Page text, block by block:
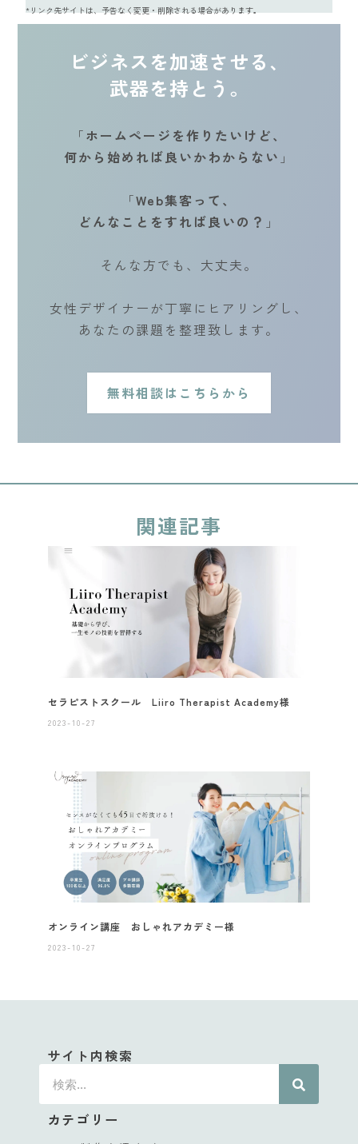
*リンク先サイトは、予告なく変更・削除される場合があります。
ビジネスを加速させる、
武器を持とう。
「ホームページを作りたいけど、
何から始めれば良いかわからない 」
「Web集客って、
どんなことをすれば良いの？ 」
そんな方でも、大丈夫。
女性デザイナーが丁寧にヒアリングし、
あなたの課題を整理致します。
無料相談はこちらから
関連記事
セラピストスクール Liiro Therapist Academy様
2023-10-27
オンライン講座 おしゃれアカデミー様
2023-10-27
サイト内検索
カテゴリー